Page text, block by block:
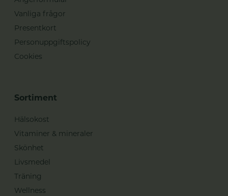
Vanliga frågor
Presentkort
Personuppgiftspolicy
Cookies
Sortiment
Hälsokost
Vitaminer & mineraler
Skönhet
Livsmedel
Träning
Wellness